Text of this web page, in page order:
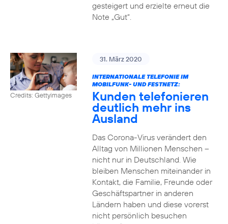
gesteigert und erzielte erneut die
Note „Gut“.
Credits: Gettyimages
31. März 2020
INTERNATIONALE TELEFONIE IM
MOBILFUNK- UND FESTNETZ:
Kunden telefonieren
deutlich mehr ins
Ausland
Das Corona-Virus verändert den
Alltag von Millionen Menschen –
nicht nur in Deutschland. Wie
bleiben Menschen miteinander in
Kontakt, die Familie, Freunde oder
Geschäftspartner in anderen
Ländern haben und diese vorerst
nicht persönlich besuchen